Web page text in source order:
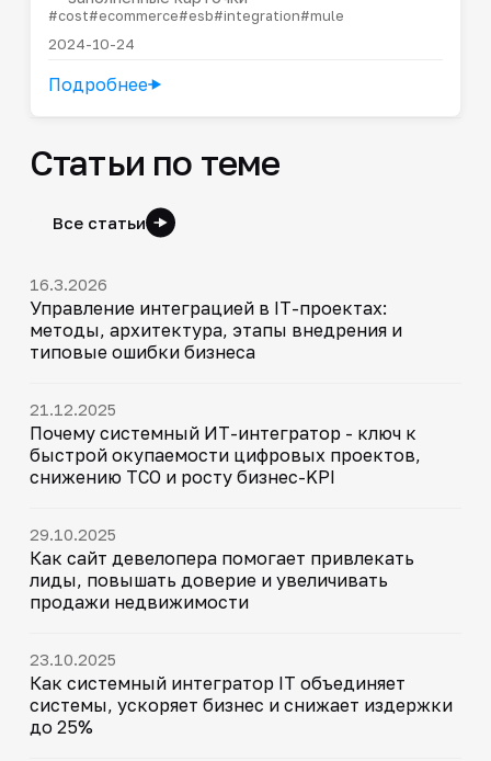
#cost#ecommerce#esb#integration#mule
2024-10-24
Подробнее
Статьи по теме
Все статьи
16.3.2026
Управление интеграцией в IT-проектах:
методы, архитектура, этапы внедрения и
типовые ошибки бизнеса
21.12.2025
Почему системный ИТ-интегратор - ключ к
быстрой окупаемости цифровых проектов,
снижению TCO и росту бизнес-KPI
29.10.2025
Как сайт девелопера помогает привлекать
лиды, повышать доверие и увеличивать
продажи недвижимости
23.10.2025
Как системный интегратор IT объединяет
системы, ускоряет бизнес и снижает издержки
до 25%